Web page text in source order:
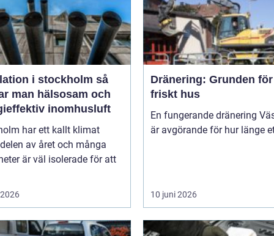
i stockholm så
man hälsosam och
inomhusluft
har ett kallt klimat
av året och många
är väl isolerade för att
Dränering: Grunden
friskt hus
En fungerande dränering
är avgörande för hur länge
10 juni 2026